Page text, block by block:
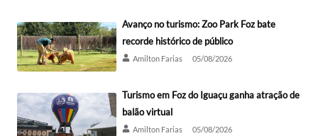
Avanço no turismo: Zoo Park Foz bate
recorde histórico de público
Amilton Farias 05/08/2026
Turismo em Foz do Iguaçu ganha atração de
balão virtual
Amilton Farias 05/08/2026